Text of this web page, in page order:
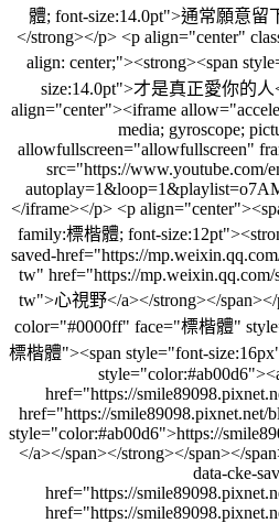
體; font-size:14.0pt">通常願意留
</strong></p> <p align="center"
align: center;"><strong><span
size:14.0pt">才是真正愛你的人
align="center"><iframe
media; gyroscope;
allowfullscreen="allowfullscreen"
src="https://www.youtube.com/
</iframe></p> <p
family:標楷體; font-
saved-href="https://
tw" href="https://
tw">心視野</a></strong></
color="#0000ff" face="標楷體"
標楷體"><span style="font-
href="https://
href="https://smile89098.pixnet.net/
style="color:#ab00d6">https://
</a></span></strong></span></
data-cke-
href="https://
href="https://